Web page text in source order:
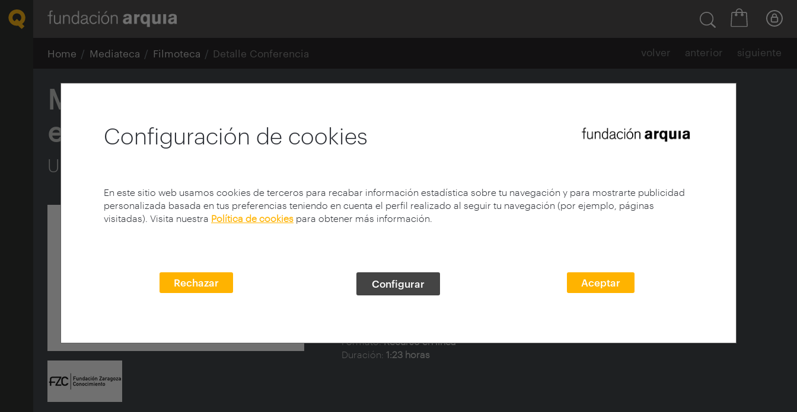
Configuración de cookies
En este sitio web usamos cookies de terceros para recabar información estadística sobre tu navegación y para mostrarte publicidad
personalizada basada en tus preferencias teniendo en cuenta el perfil realizado al seguir tu navegación (por ejemplo, páginas
visitadas). Visita nuestra Política de cookies para obtener más información.
Rechazar Configurar Aceptar
Home Mediateca Filmoteca Detalle Conferencia volver anterior siguiente
Mujeres en la cultura arquitectónica (pos)moderna
español, 1965-2000
Una investigación necesaria para la generación de nuevo conocimiento
Institución: Fundación Zaragoza Conocimeinto
Fecha: 11/02/2021
Tema: Conferencias, Mujeres arquitectas, Arquitectos --
España, España, Arquitectura española , Postmodernismo
Formato: Recurso en línea
Duración: 1:23 horas